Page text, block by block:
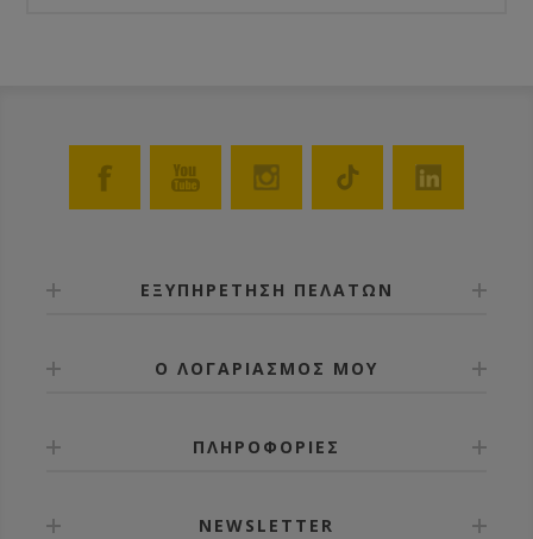
ΕΞΥΠΗΡΕΤΗΣΗ ΠΕΛΑΤΩΝ
Ο ΛΟΓΑΡΙΑΣΜΟΣ ΜΟΥ
ΠΛΗΡΟΦΟΡΙΕΣ
NEWSLETTER